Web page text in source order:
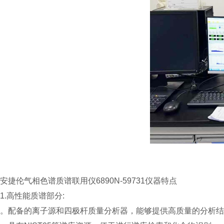
安捷伦气相色谱质谱联用仪6890N-59731仪器特点
1.高性能质谱部分:
。配备的离子源和四极杆质量分析器，能够提供高质量的分析